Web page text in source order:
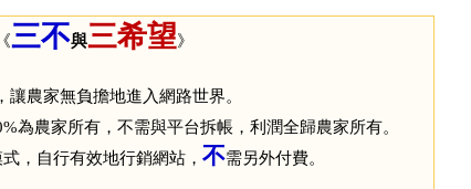
三不與三希望》
讓農家無負擔地進入網路世界。
為農家所有，不需與平台拆帳，利潤全歸農家所有。
，自行有效地行銷網站，不需另外付費。